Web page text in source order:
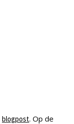
blogpost. Op de